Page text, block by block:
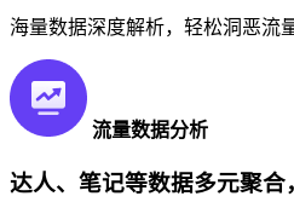
海量数据深度解析，轻松洞恶流
流量数据分析
达人、笔记等数据多元聚